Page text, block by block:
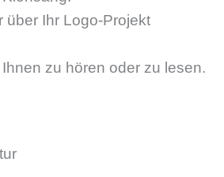
über Ihr Logo-Projekt
zu hören oder zu lesen.